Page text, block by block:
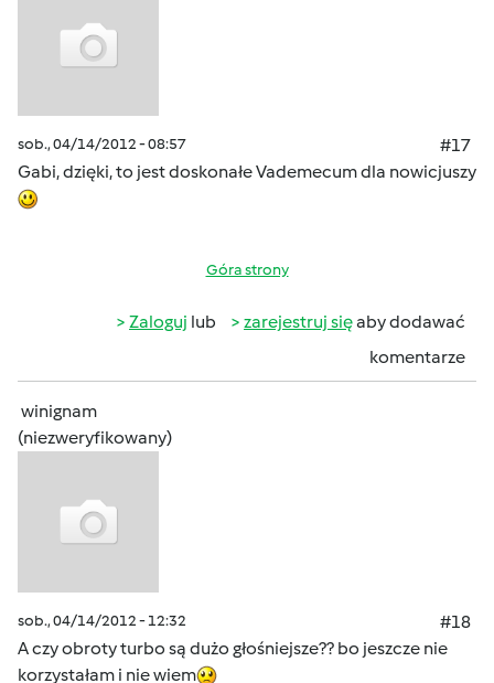
sob., 04/14/2012 - 08:57
#17
Gabi, dzięki, to jest doskonałe Vademecum dla nowicjuszy
Góra strony
Zaloguj lub zarejestruj sięaby dodawać
komentarze
winignam
(niezweryfikowany)
sob., 04/14/2012 - 12:32
#18
A czy obroty turbo są dużo głośniejsze?? bo jeszcze nie
korzystałam i nie wiem